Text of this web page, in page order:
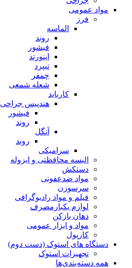
مواد عمومی
فرز
الماسه
روند
فیشور
اینورتد
تیپرد
چمفر
شعله شمعی
کارباید
هندپیس جراحی
فیشور
روند
آنگل
روند
سرامیکی
البسه محافظتی و ایزوله
دستکش
مواد ضدعفونی
سرسوزن
فیلم و مواد رادیوگرافی
لوازم یکبارمصرف
دهان بازکن
مواد و ابزار عمومی
کارپول
دستگاه های استوک (دست دوم)
تجهیزات استوک
همه دسته‌بندی‌ها